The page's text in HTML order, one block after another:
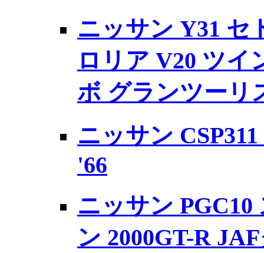
ニッサン Y31 セ
ロリア V20 ツイ
ボ グランツーリ
ニッサン
'66
ニッサン PGC10
ン 2000GT-R